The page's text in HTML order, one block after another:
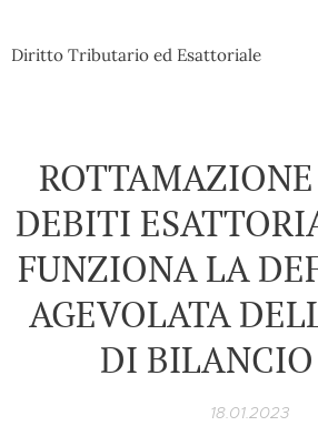
Diritto Tributario ed Esattoriale
DEBITI
FUNZIONA LA
AGEVOLATA
DI
18.01.2023